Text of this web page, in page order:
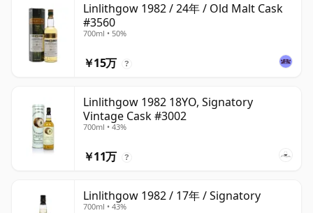
Linlithgow 1982 / 24年 / Old Malt Cask
#3560
700ml • 50%
￥15万 ?
Linlithgow 1982 18YO, Signatory
Vintage Cask #3002
700ml • 43%
￥11万 ?
Linlithgow 1982 / 17年 / Signatory
700ml • 43%